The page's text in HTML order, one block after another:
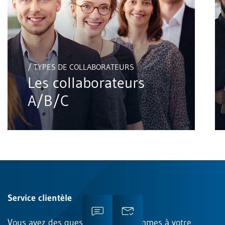
/ TYPES DE COLLABORATEURS
Les collaborateurs
A/B/C
Service clientèle
Vous avez des questions? Nous sommes à votre